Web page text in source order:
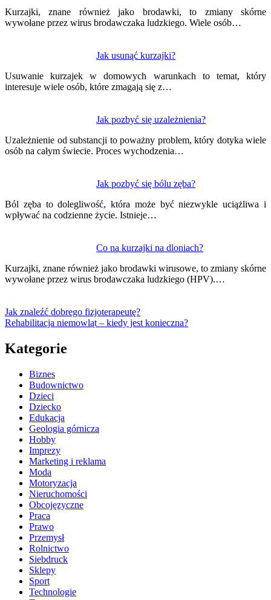
Kurzajki, znane również jako brodawki, to zmiany skórne
wywołane przez wirus brodawczaka ludzkiego. Wiele osób…
Jak usunąć kurzajki?
Usuwanie kurzajek w domowych warunkach to temat, który
interesuje wiele osób, które zmagają się z…
Jak pozbyć się uzależnienia?
Uzależnienie od substancji to poważny problem, który dotyka wiele
osób na całym świecie. Proces wychodzenia…
Jak pozbyć się bólu zęba?
Ból zęba to dolegliwość, która może być niezwykle uciążliwa i
wpływać na codzienne życie. Istnieje…
Co na kurzajki na dloniach?
Kurzajki, znane również jako brodawki wirusowe, to zmiany skórne
wywołane przez wirus brodawczaka ludzkiego (HPV).…
wpisu
Jak znaleźć dobrego fizjoterapeutę?
Rehabilitacja niemowląt – kiedy jest konieczna?
Kategorie
Biznes
Budownictwo
Dzieci
Dziecko
Edukacja
Geologia górnicza
Hobby
Imprezy
Marketing i reklama
Moda
Motoryzacja
Nieruchomości
Obcojęzyczne
Praca
Prawo
Przemysł
Rolnictwo
Siebdruck
Sklepy
Sport
Technologie